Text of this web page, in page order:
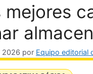
mejores
2026 por Equipo editorial